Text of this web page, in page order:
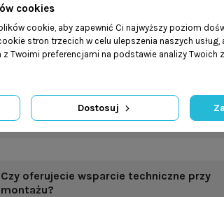
Jakie firmy kurierskie realizują wysyłki
zamówień?
Czy firma Caspol pomaga w doborze
Czy mogę otrzymać fakturę VAT?
Czy oferujecie wsparcie techniczne przy
montażu?
cookies
cookie, aby zapewnić Ci najwyższy poziom
stron trzecich w celu ulepszenia naszych usług,
z Twoimi preferencjami na podstawie analizy Twoich
Dostosuj